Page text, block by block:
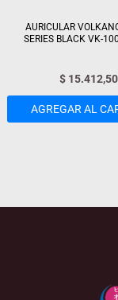
AURICULAR
SERIES BLACK VK-
$15.412,50
AGREGAR AL